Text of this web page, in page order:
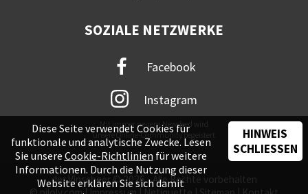
SOZIALE NETZWERKE
Facebook
Instagram
Mit immer neuem Newsfeed wird
unsere Online-Community begeistert
der Vinschger © 2026 - Alle Rechte vorbehalten
Diese Seite verwendet Cookies für
funktionale und analytische Zwecke. Lesen
Sie unsere Cookie-Richtlinien für weitere
Informationen. Durch die Nutzung dieser
Website erklären Sie sich damit
HINWEIS
SCHLIESSEN